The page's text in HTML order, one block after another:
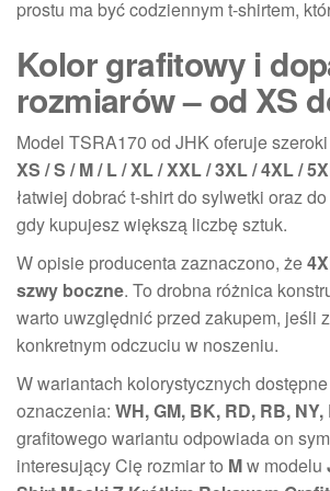
prostu ma być codziennym t-shirtem,
Kolor grafitowy i
rozmiarów – od XS
Model TSRA170 od JHK oferuje
XS / S / M / L / XL / XXL / 3XL / 4XL /
łatwiej dobrać t-shirt do sylwetki oraz
gdy kupujesz większą liczbę sztuk.
W opisie producenta zaznaczono, że
szwy boczne. To drobna różnica
warto uwzględnić przed zakupem, jeśli
konkretnym odczuciu w noszeniu.
W wariantach kolorystycznych
oznaczenia: WH, GM, BK, RD, RB, NY,
grafitowego wariantu odpowiada on
interesujący Cię rozmiar to Mw modelu